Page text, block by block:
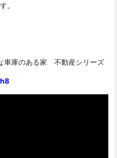
。
車庫のある家 不動産シリーズ